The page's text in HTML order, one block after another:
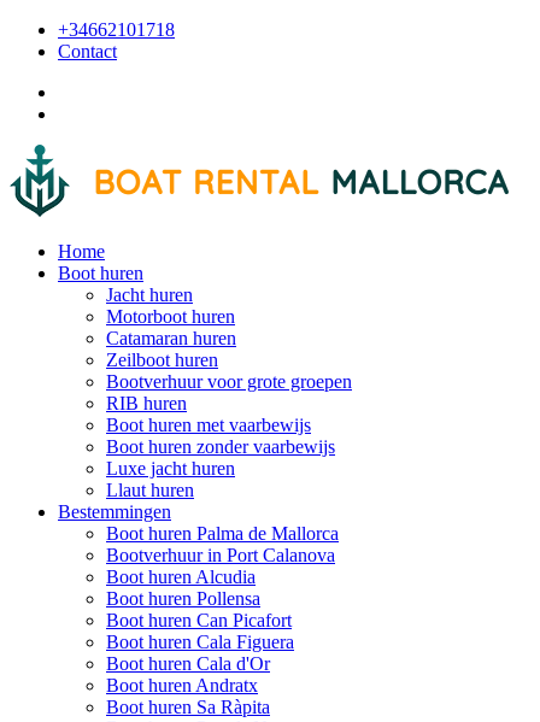
+34662101718
Contact
Home
Boot huren
Jacht huren
Motorboot huren
Catamaran huren
Zeilboot huren
Bootverhuur voor grote groepen
RIB huren
Boot huren met vaarbewijs
Boot huren zonder vaarbewijs
Luxe jacht huren
Llaut huren
Bestemmingen
Boot huren Palma de Mallorca
Bootverhuur in Port Calanova
Boot huren Alcudia
Boot huren Pollensa
Boot huren Can Picafort
Boot huren Cala Figuera
Boot huren Cala d'Or
Boot huren Andratx
Boot huren Sa Ràpita